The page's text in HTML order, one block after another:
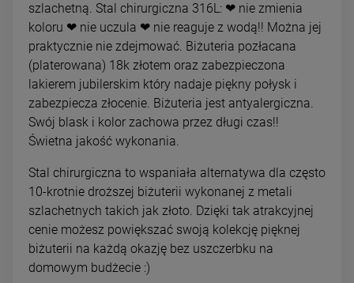
szlachetną. Stal chirurgiczna 316L: ❤ nie zmienia
koloru ❤ nie uczula ❤ nie reaguje z wodą!! Można jej
praktycznie nie zdejmować. Biżuteria pozłacana
(platerowana) 18k złotem oraz zabezpieczona
lakierem jubilerskim który nadaje piękny połysk i
zabezpiecza złocenie. Biżuteria jest antyalergiczna.
Swój blask i kolor zachowa przez długi czas!!
Świetna jakość wykonania.
Stal chirurgiczna to wspaniała alternatywa dla często
10-krotnie droższej biżuterii wykonanej z metali
szlachetnych takich jak złoto. Dzięki tak atrakcyjnej
cenie możesz powiększać swoją kolekcję pięknej
biżuterii na każdą okazję bez uszczerbku na
domowym budżecie :)